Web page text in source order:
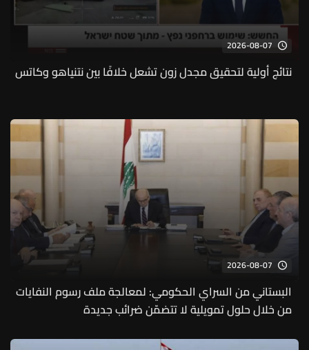
2026-08-07
نتائج أولية لتحقيق مجدل زون تشعل خلافًا بين نتنياهو وكاتس
2026-08-07
البستاني من السراي الحكومي: لمعالجة ملف رسوم النفايات
من خلال حلول تمويلية لا تتضمّن ضرائب جديدة